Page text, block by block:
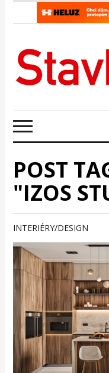
POST
"IZOS
INTERIÉRY/DESIGN